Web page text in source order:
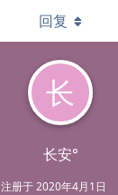
长
长安°
注册于2020年4月1日
回复